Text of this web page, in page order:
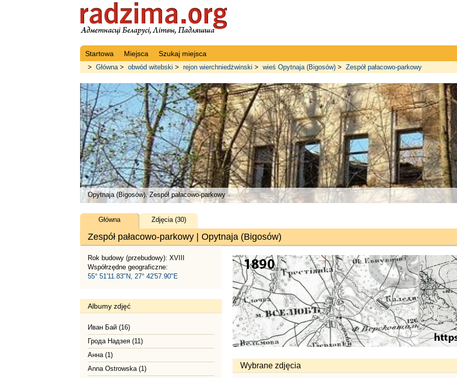
Startowa Miejsca Szukaj miejsca
> Główna> obwód witebski > rejon wierchniedżwinski > wieś Opytnaja (Bigosów) > Zespół pałacowo-parkowy
Opytnaja (Bigosów). Zespół pałacowo-parkowy
Zespół pałacowo-parkowy | Opytnaja (Bigosów)
Główna Zdjęcia (30)
Rok budowy (przebudowy): XVIII
Współrzędne geograficzne:
55° 51'11.83"N, 27° 42'57.90"E
Albumy zdjęć
Иван Бай (16)
Грода Надзея (11)
Анна (1)
Anna Ostrowska (1)
Wybrane zdjęcia